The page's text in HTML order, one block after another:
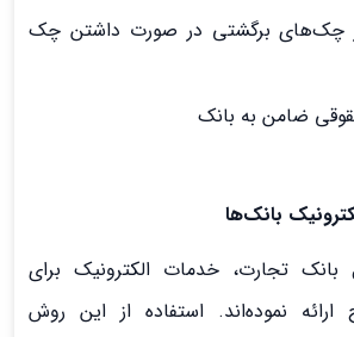
چک‌های برگشتی در صورت داشتن چک
ضامن به بانک
بانک‌ها
تجارت، خدمات الکترونیک برای
ارائه نموده‌اند. استفاده از این روش